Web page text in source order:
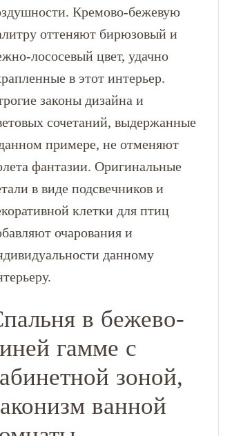
Кремово-бежевую
оттеняют бирюзовый и
лососевый цвет, удачно
в этот интерьер.
законы дизайна и
сочетаний, выдержанные
примере, не отменяют
фантазии. Оригинальные
в виде подсвечников и
клетки для птиц
очарования и
данному
в бежево-
гамме с
зоной,
ванной